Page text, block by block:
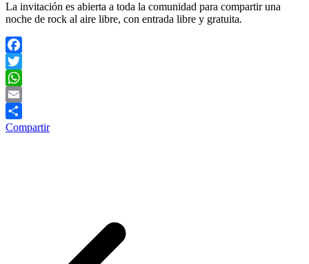
La invitación es abierta a toda la comunidad para compartir una
noche de rock al aire libre, con entrada libre y gratuita.
Facebook
Twitter
WhatsApp
Email
Compartir